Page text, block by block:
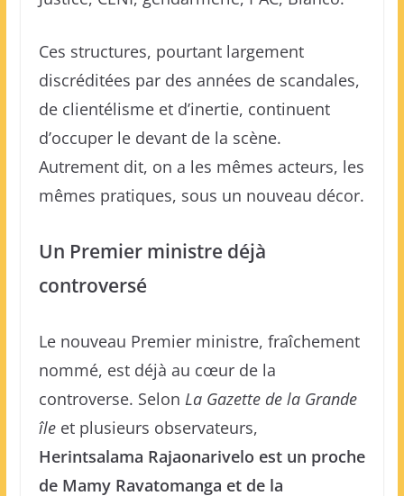
Ces structures, pourtant largement
discréditées par des années de scandales,
de clientélisme et d’inertie, continuent
d’occuper le devant de la scène.
Autrement dit, on a les mêmes acteurs, les
mêmes pratiques, sous un nouveau décor.
Un Premier ministre déjà
controversé
Le nouveau Premier ministre, fraîchement
nommé, est déjà au cœur de la
controverse. Selon La Gazette de la Grande
îleet plusieurs observateurs,
Herintsalama Rajaonarivelo est un proche
de Mamy Ravatomanga et de la